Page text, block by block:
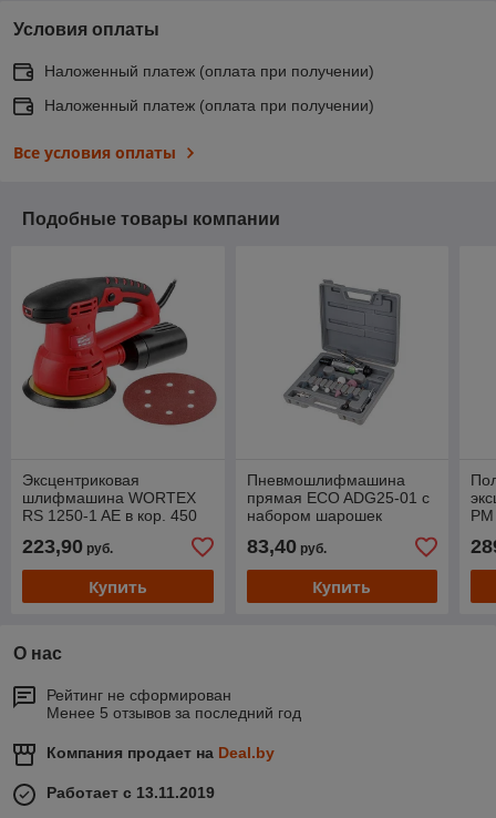
Условия оплаты
Наложенный платеж (оплата при получении)
Наложенный платеж (оплата при получении)
Все условия оплаты
Подобные товары компании
Эксцентриковая
шлифмашина WORTEX
RS 1250-1 AE в кор. 450
об/мин
223,90 руб.
Купить
Пневмошлифмашина
прямая ECO ADG25-01 с
набором шарошек
83,40руб.
Купить
О нас
Рейтинг не сформирован
Менее 5 отзывов за последний год
Компания продает на Deal.by
Работает с 13.11.2019